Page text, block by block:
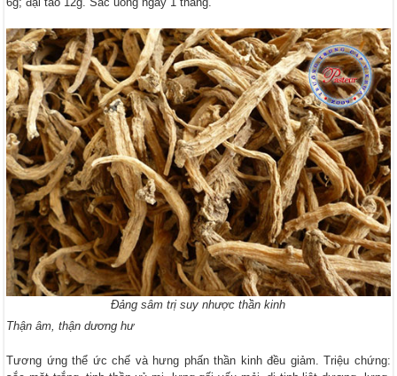
Đảng sâm trị suy nhược thần kinh
Thận âm, thận dương hư
Tương ứng thể ức chế và hưng phấn thần kinh đều giảm. Triệu chứng: